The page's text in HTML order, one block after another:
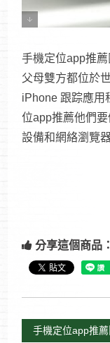
手機定位app推
父母雙方都位於
iPhone 跟踪應用
位app推薦他們
設備和網絡瀏覽
分享這個商品：
手機定位app推